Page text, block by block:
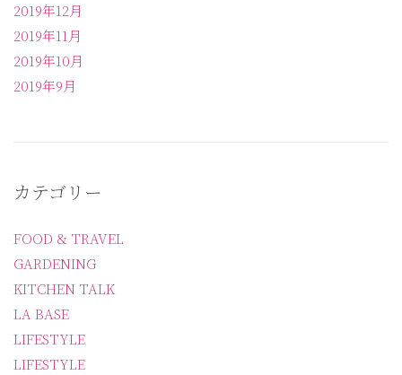
2019年12月
2019年11月
2019年10月
2019年9月
カテゴリー
FOOD & TRAVEL
GARDENING
KITCHEN TALK
LA BASE
LIFESTYLE
LIFESTYLE